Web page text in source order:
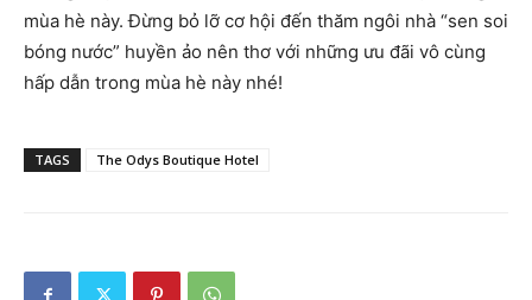
mùa hè này. Đừng bỏ lỡ cơ hội đến thăm ngôi nhà “sen soi
bóng nước” huyền ảo nên thơ với những ưu đãi vô cùng
hấp dẫn trong mùa hè này nhé!
TAGS The Odys Boutique Hotel